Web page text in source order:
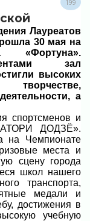
199
Лауреатов
30 мая на
«Фортуна».
зал
высоких
а
спортсменов и
ДОДЗЁ».
на Чемпионате
места и
сцену города
школ нашего
транспорта,
медали и
достижения в
учебную